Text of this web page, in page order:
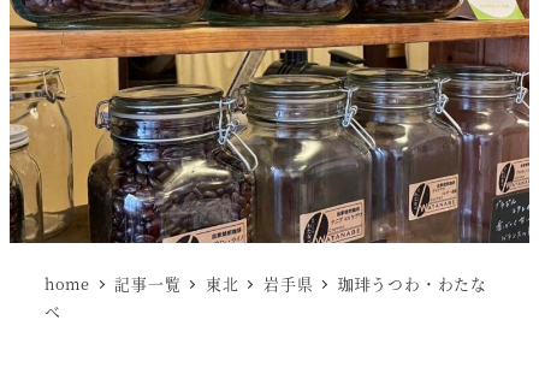
home 記事一覧 東北 岩手県
珈琲うつわ・わたな
べ